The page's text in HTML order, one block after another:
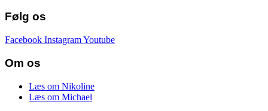
Følg os
Facebook InstagramYoutube
Om os
Læs om Nikoline
Læs om Michael